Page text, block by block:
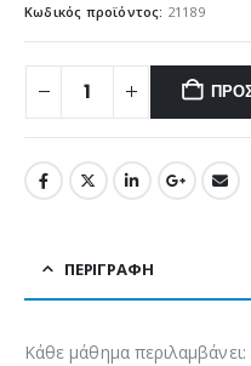
Κωδικός προϊόντος: 21189
ΠΕΡΙΓΡΑΦΉ
Κάθε μάθημα περιλαμβάνει: